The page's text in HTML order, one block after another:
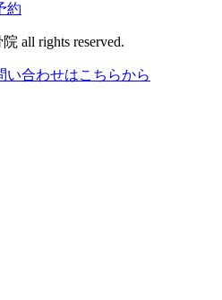
all rights reserved.